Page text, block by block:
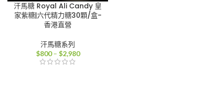
汗馬糖 Royal Ali Candy 皇
家紫糖|六代精力糖30顆/盒-
香港直營
汗馬糖系列
$800 – $2,980價